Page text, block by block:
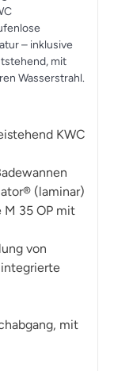
– inklusive
mit
Wasserstrahl.
KWC
(laminar)
M 35 OP mit
von
mit